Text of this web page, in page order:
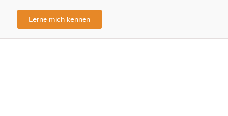
Lerne mich kennen